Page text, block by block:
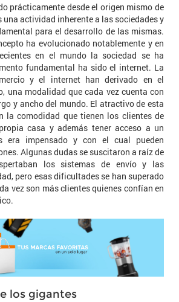
prácticamente desde el origen mismo de
actividad inherente a las sociedades y
para el desarrollo de las mismas.
ha evolucionado notablemente y en
en el mundo la sociedad se ha
fundamental ha sido el internet. La
y el internet han derivado en el
una modalidad que cada vez cuenta con
y ancho del mundo. El atractivo de esta
la comodidad que tienen los clientes de
casa y además tener acceso a un
era impensado y con el cual pueden
Algunas dudas se suscitaron a raíz de
los sistemas de envío y las
pero esas dificultades se han superado
vez son más clientes quienes confían en
los gigantes